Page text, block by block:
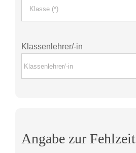
Klassenlehrer/-in
Angabe zur Fehlzeit